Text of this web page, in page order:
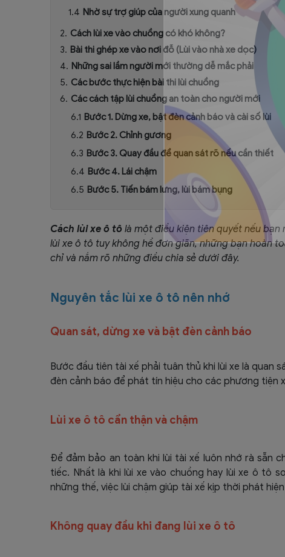
Nhờ sự trợ giúp của người xung quanh
Cách lùi xe vào chuồng có khó không?
Bài thi ghép xe vào nơi đỗ (Lùi vào nhà xe dọc)
Những sai lầm người mới thường dễ mắc phải
Các bước thực hiện bài thi lùi chuồng
Các cách tập lùi chuồng an toàn cho người mới
Bước 1. Dừng xe, bật đèn cảnh báo và cài số lùi
Bước 2. Chỉnh gương
Bước 3. Quay đầu để quan sát rõ nếu cần thiết
Bước 4. Lái chậm
Bước 5. Tiến bám lưng, lùi bám bụng
Cách lùi xe ô tô là một điều kiện tiên quyết nếu
lùi xe ô tô tuy không hề đơn giãn, những bạn hoàn
chỉ và nắm rõ những điều chia sẻ dưới đây.
Nguyên tắc lùi xe ô tô nên nhớ
Quan sát, dừng xe và bật đèn cảnh báo
Bước đầu tiên tài xế phải tuân thủ khi lùi xe là quan
đèn cảnh báo để phát tín hiệu cho các phương tiện
Lùi xe ô tô cẩn thận và chậm
Để đảm bảo an toàn khi lùi tài xế luôn nhớ rà sẵn
tiếc. Nhất là khi lùi xe vào chuồng hay lùi xe ô tô
những thế, việc lùi chậm giúp tài xế kịp thời phát
Không quay đầu khi đang lùi xe ô tô